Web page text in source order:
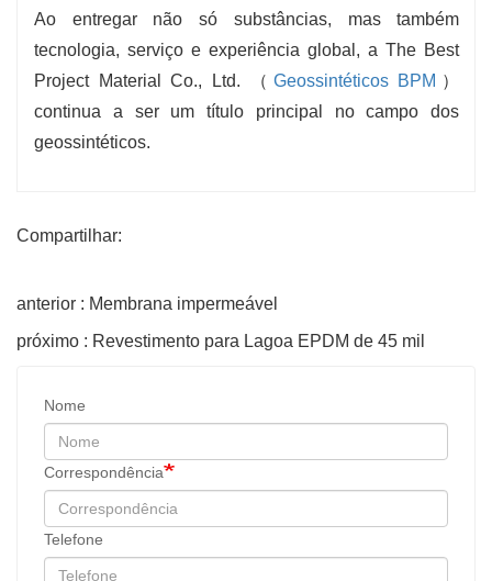
Ao entregar não só substâncias, mas também
tecnologia, serviço e experiência global, a The Best
Project Material Co., Ltd. （ Geossintéticos BPM ）
continua a ser um título principal no campo dos
geossintéticos.
Compartilhar:
anterior : Membrana impermeável
próximo : Revestimento para Lagoa EPDM de 45 mil
Nome
Correspondência
Telefone